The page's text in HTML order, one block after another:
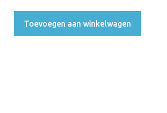
Toevoegen aan winkelwagen